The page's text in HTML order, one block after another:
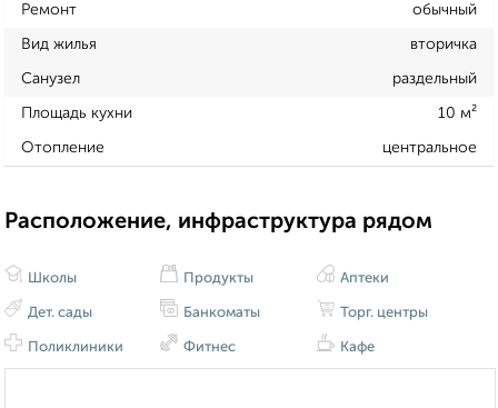
Ремонт обычный
Вид жилья вторичка
Санузел раздельный
Площадь кухни 10 м²
Отопление центральное
Расположение, инфраструктура рядом
Школы
Дет. сады
Поликлиники
Продукты
Банкоматы
Фитнес
Аптеки
Торг. центры
Кафе